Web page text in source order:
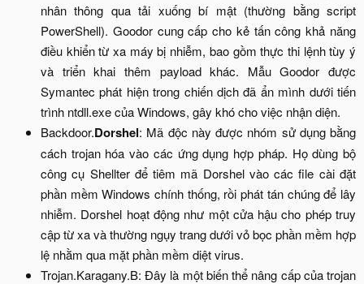
nhân thông qua tải xuống bí mật (thường bằng script
PowerShell). Goodor cung cấp cho kẻ tấn công khả năng
điều khiển từ xa máy bị nhiễm, bao gồm thực thi lệnh tùy ý
và triển khai thêm payload khác. Mẫu Goodor được
Symantec phát hiện trong chiến dịch đã ẩn mình dưới tiến
trình ntdll.exe của Windows, gây khó cho việc nhận diện.​
Backdoor.Dorshel: Mã độc này được nhóm sử dụng bằng
cách trojan hóa vào các ứng dụng hợp pháp. Họ dùng bộ
công cụ Shellter để tiêm mã Dorshel vào các file cài đặt
phần mềm Windows chính thống, rồi phát tán chúng để lây
nhiễm. Dorshel hoạt động như một cửa hậu cho phép truy
cập từ xa và thường ngụy trang dưới vỏ bọc phần mềm hợp
lệ nhằm qua mặt phần mềm diệt virus.​
Trojan.Karagany.B: Đây là một biến thể nâng cấp của trojan